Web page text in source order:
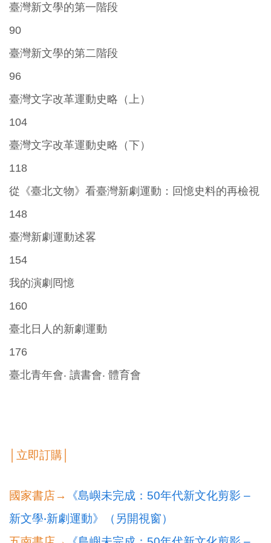
臺灣新文學的第一階段
90
臺灣新文學的第二階段
96
臺灣文字改革運動史略（上）
104
臺灣文字改革運動史略（下）
118
從《臺北文物》看臺灣新劇運動：回憶史料的再檢視
148
臺灣新劇運動述畧
154
我的演劇囘憶
160
臺北日人的新劇運動
176
臺北青年會‧ 讀書會‧ 體育會
│立即訂購│
國家書店→
《島嶼未完成：50年代新文化剪影 –
新文學‧新劇運動》（另開視窗）